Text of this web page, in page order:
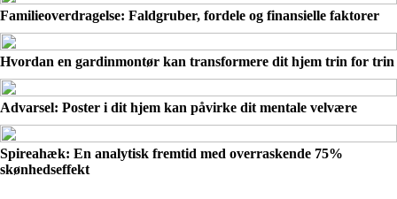
Familieoverdragelse: Faldgruber, fordele og finansielle faktorer
Hvordan en gardinmontør kan transformere dit hjem trin for trin
Advarsel: Poster i dit hjem kan påvirke dit mentale velvære
Spireahæk: En analytisk fremtid med overraskende 75%
skønhedseffekt